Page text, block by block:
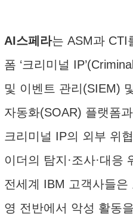
AI스페라는 ASM과 CTI
폼 ‘크리미널
및 이벤트 관리(SIEM)
자동화(SOAR) 플랫폼
크리미널 IP의 외부 위
이더의 탐지·조사·대응
전세계 IBM 고객사들
영 전반에서 악성 활동